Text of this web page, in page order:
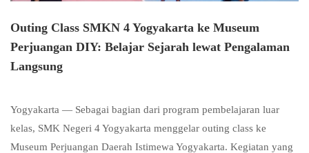
Outing Class SMKN 4 Yogyakarta ke Museum
Perjuangan DIY: Belajar Sejarah lewat Pengalaman
Langsung
Yogyakarta — Sebagai bagian dari program pembelajaran luar
kelas, SMK Negeri 4 Yogyakarta menggelar outing class ke
Museum Perjuangan Daerah Istimewa Yogyakarta. Kegiatan yang